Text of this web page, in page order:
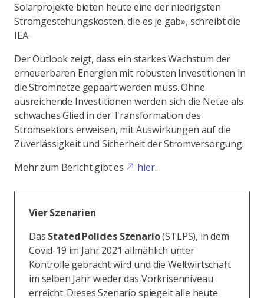
Solarprojekte bieten heute eine der niedrigsten
Stromgestehungskosten, die es je gab», schreibt die
IEA.
Der Outlook zeigt, dass ein starkes Wachstum der
erneuerbaren Energien mit robusten Investitionen in
die Stromnetze gepaart werden muss. Ohne
ausreichende Investitionen werden sich die Netze als
schwaches Glied in der Transformation des
Stromsektors erweisen, mit Auswirkungen auf die
Zuverlässigkeit und Sicherheit der Stromversorgung.
Mehr zum Bericht gibt es
hier.
Vier Szenarien
Das Stated Policies Szenario(STEPS), in dem
Covid-19 im Jahr 2021 allmählich unter
Kontrolle gebracht wird und die Weltwirtschaft
im selben Jahr wieder das Vorkrisenniveau
erreicht. Dieses Szenario spiegelt alle heute